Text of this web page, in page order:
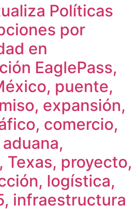
Políticas
por
en
EaglePass,
puente,
expansión,
comercio,
Texas, proyecto,
logística,
infraestructura